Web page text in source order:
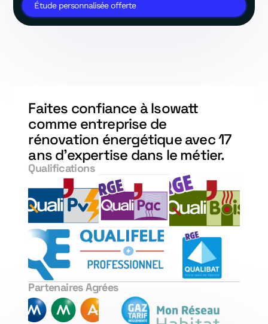
Étude personnalisée offerte
Faites confiance à Isowatt
comme entreprise de
rénovation énergétique avec 17
ans d'expertise dans le métier.
Qualifications
Partenaires Agrées